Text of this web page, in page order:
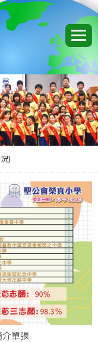
)
單張